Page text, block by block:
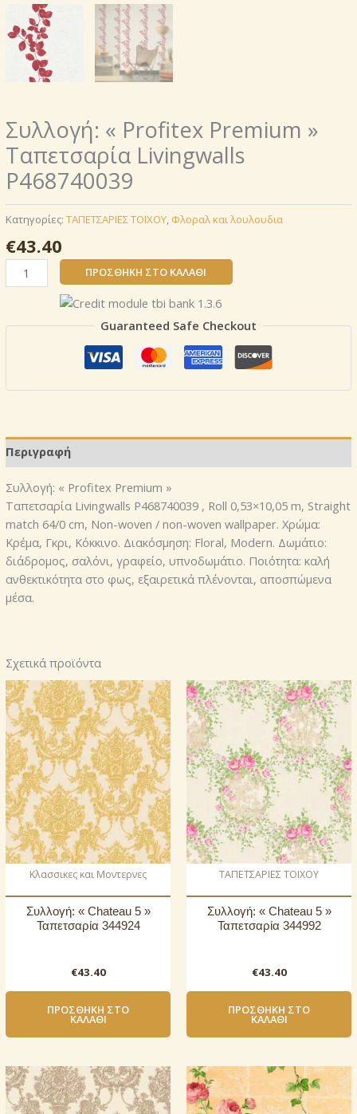
Συλλογή: « Profitex Premium »
Ταπετσαρία Livingwalls
P468740039
Κατηγορίες: ΤΑΠΕΤΣΑΡΙΕΣ ΤΟΙΧΟΥ, Φλοραλ και λουλουδια
€43.40
Συλλογή:
«
Premium
P468740039
ΠΡΟΣΘΉΚΗ ΣΤΟ ΚΑΛΆΘΙ
Guaranteed Safe Checkout
Περιγραφή
Συλλογή: « Profitex Premium »
Ταπετσαρία Livingwalls P468740039 , Roll 0,53×10,05 m, Straight
match 64/0 cm, Non-woven / non-woven wallpaper. Χρώμα:
Κρέμα, Γκρι, Κόκκινο. Διακόσμηση: Floral, Modern. Δωμάτιο:
διάδρομος, σαλόνι, γραφείο, υπνοδωμάτιο. Ποιότητα: καλή
ανθεκτικότητα στο φως, εξαιρετικά πλένονται, αποσπώμενα
μέσα.
Σχετικά προϊόντα
Κλασσικες και Μοντερνες
Συλλογή: « Chateau 5 »
Ταπετσαρία 344924
€43.40
ΠΡΟΣΘΉΚΗ ΣΤΟ
ΚΑΛΆΘΙ
ΤΑΠΕΤΣΑΡΙΕΣ ΤΟΙΧΟΥ
Συλλογή: « Chateau 5 »
Ταπετσαρία 344992
€43.40
ΠΡΟΣΘΉΚΗ ΣΤΟ
ΚΑΛΆΘΙ